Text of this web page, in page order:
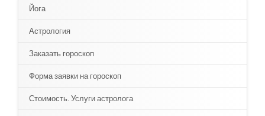
Йога
Астрология
Заказать гороскоп
Форма заявки на гороскоп
Стоимость. Услуги астролога